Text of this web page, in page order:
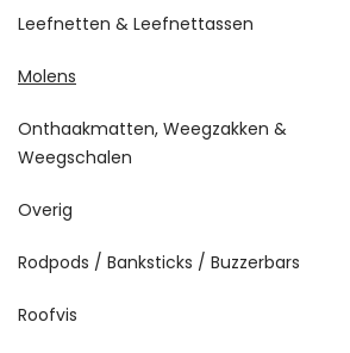
Leefnetten & Leefnettassen
Molens
Onthaakmatten, Weegzakken &
Weegschalen
Overig
Rodpods / Banksticks / Buzzerbars
Roofvis